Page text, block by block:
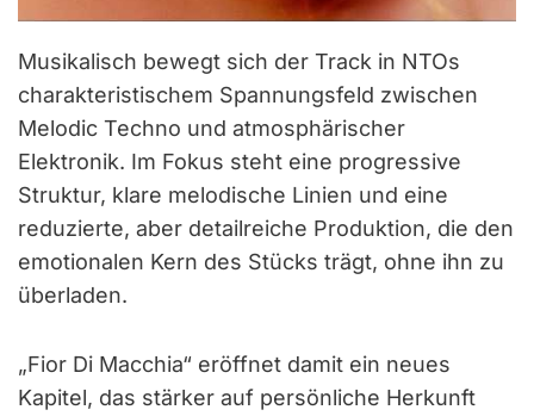
Musikalisch bewegt sich der Track in NTOs
charakteristischem Spannungsfeld zwischen
Melodic Techno und atmosphärischer
Elektronik. Im Fokus steht eine progressive
Struktur, klare melodische Linien und eine
reduzierte, aber detailreiche Produktion, die den
emotionalen Kern des Stücks trägt, ohne ihn zu
überladen.
„Fior Di Macchia“ eröffnet damit ein neues
Kapitel, das stärker auf persönliche Herkunft